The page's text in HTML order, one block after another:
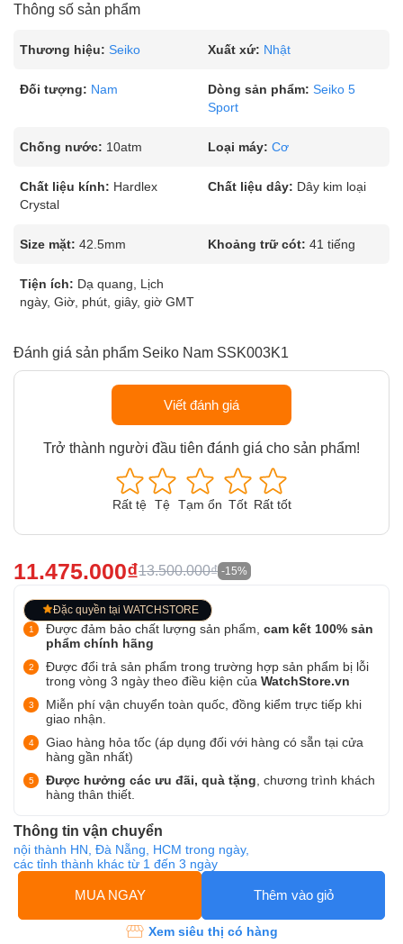
Thông số sản phẩm
Thương hiệu: Seiko Xuất xứ: Nhật
Đối tượng: Nam Dòng sản phẩm: Seiko 5
Sport
Chống nước: 10atm Loại máy: Cơ
Chất liệu kính: Hardlex
Crystal
Chất liệu dây: Dây kim loại
Size mặt: 42.5mm Khoảng trữ cót: 41 tiếng
Tiện ích: Dạ quang, Lịch
ngày, Giờ, phút, giây, giờ GMT
Đánh giá sản phẩm Seiko Nam SSK003K1
Viết đánh giá
Trở thành người đầu tiên đánh giá cho sản phẩm!
Rất tệ Tệ Tạm ổn Tốt Rất tốt
11.475.000₫13.500.000₫ -15%
Đặc quyền tại WATCHSTORE
Được đảm bảo chất lượng sản phẩm, cam kết 100% sản
phẩm chính hãng
Được đổi trả sản phẩm trong trường hợp sản phẩm bị lỗi
trong vòng 3 ngày theo điều kiện của WatchStore.vn
Miễn phí vận chuyển toàn quốc, đồng kiểm trực tiếp khi
giao nhận.
Giao hàng hỏa tốc (áp dụng đối với hàng có sẵn tại cửa
hàng gần nhất)
Được hưởng các ưu đãi, quà tặng , chương trình khách
hàng thân thiết.
Thông tin vận chuyển
nội thành HN, Đà Nẵng, HCM trong ngày,
các tỉnh thành khác từ 1 đến 3 ngày
MUA NGAY Thêm vào giỏ
Xem siêu thị có hàng